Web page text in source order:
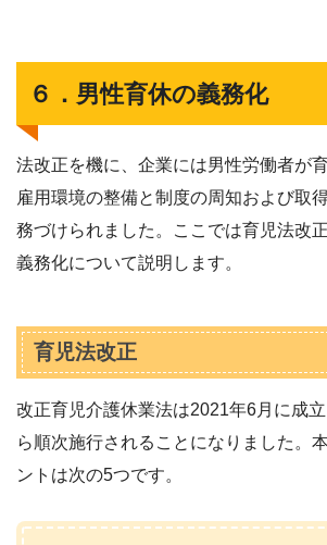
６．男性育休の義務化
法改正を機に、企業には男性労働者が
雇用環境の整備と制度の周知および取
務づけられました。ここでは育児法改
義務化について説明します。
育児法改正
改正育児介護休業法は2021年6月に成
ら順次施行されることになりました。
ントは次の5つです。